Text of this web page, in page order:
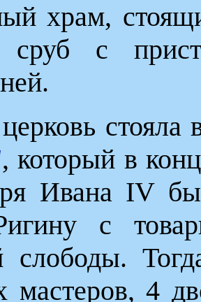
храм,
сруб с
, который в
Ивана IV
с
слободы.
мастеров, 4